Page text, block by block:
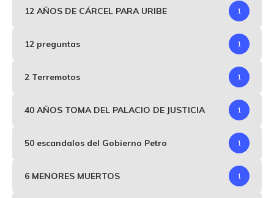
12 AÑOS DE CÁRCEL PARA URIBE 1
12 preguntas 1
2 Terremotos 1
40 AÑOS TOMA DEL PALACIO DE JUSTICIA 1
50 escandalos del Gobierno Petro 1
6 MENORES MUERTOS 1